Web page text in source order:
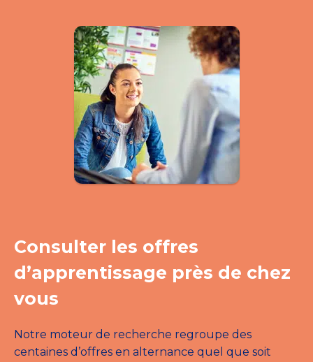
Consulter les offres
d’apprentissage près de chez
vous
Notre moteur de recherche regroupe des
centaines d’offres en alternance quel que soit